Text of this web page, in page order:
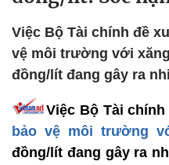
Việc Bộ Tài chính đề
vệ môi trường với
đồng/lít đang gây ra
Việc Bộ Tài
bảo vệ môi trường
đồng/lít đang gây ra